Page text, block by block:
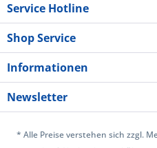
Service Hotline
Shop Service
Informationen
Newsletter
* Alle Preise verstehen sich zzgl.